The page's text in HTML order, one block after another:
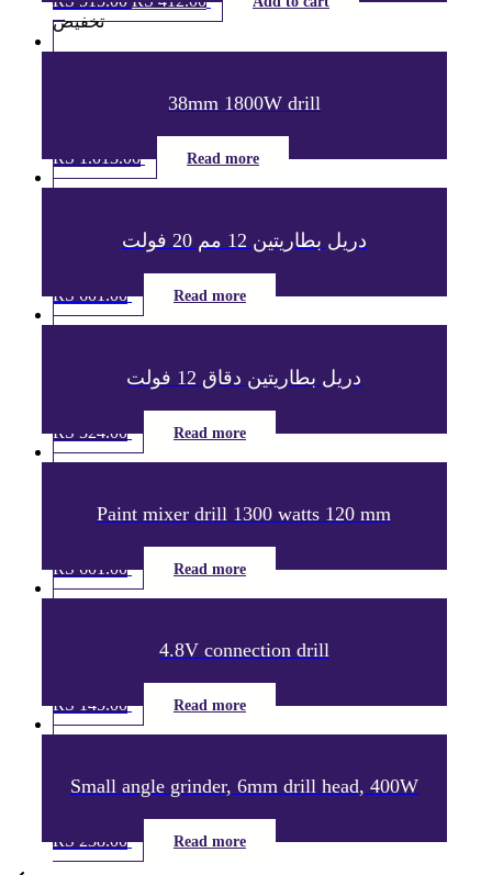
الأصلي
الحالي
تخفيض
38mm 1800W drill
RS 1.013.00 Read more
دريل بطاريتين 12 مم 20 فولت
RS 601.00 Read more
دريل بطاريتين دقاق 12 فولت
RS 324.00 Read more
Paint mixer drill 1300 watts 120 mm
RS 601.00 Read more
4.8V connection drill
RS 145.00 Read more
Small angle grinder, 6mm drill head, 400W
RS 238.00 Read more